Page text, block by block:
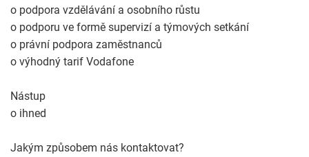
o podpora vzdělávání a osobního růstu
o podporu ve formě supervizí a týmových setkání
o právní podpora zaměstnanců
o výhodný tarif Vodafone
Nástup
o ihned
Jakým způsobem nás kontaktovat?